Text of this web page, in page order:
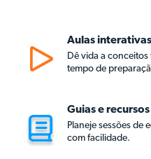
Aulas
Dê vida a
tempo de
Guias e
Planeje sessões de
com facilidade.